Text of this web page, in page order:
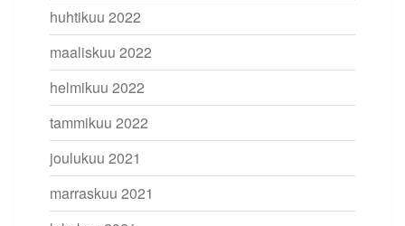
huhtikuu 2022
maaliskuu 2022
helmikuu 2022
tammikuu 2022
joulukuu 2021
marraskuu 2021